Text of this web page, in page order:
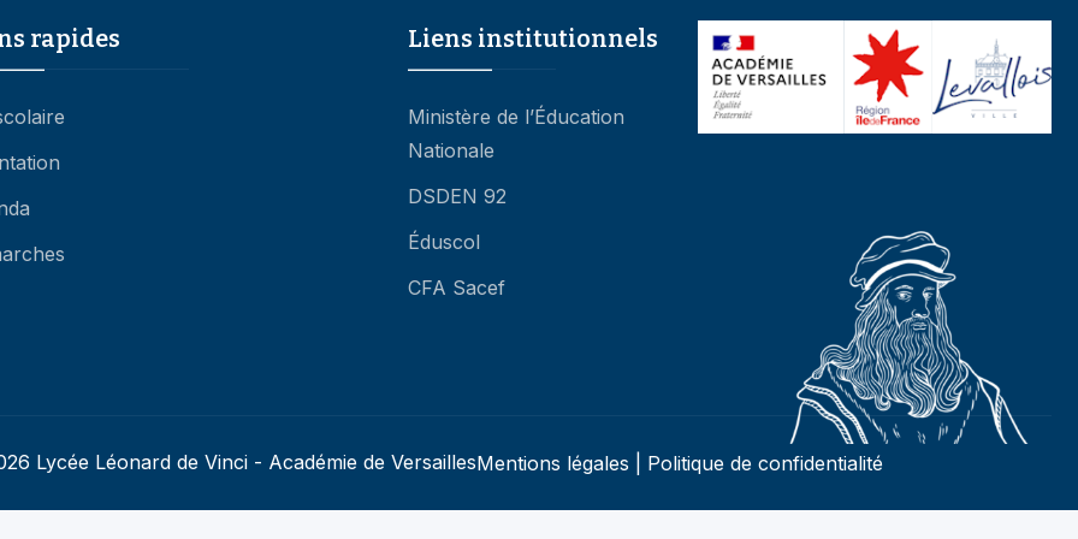
Ministère de l’Éducation
Nationale
DSDEN 92
Éduscol
CFA Sacef
Politique de confidentialité